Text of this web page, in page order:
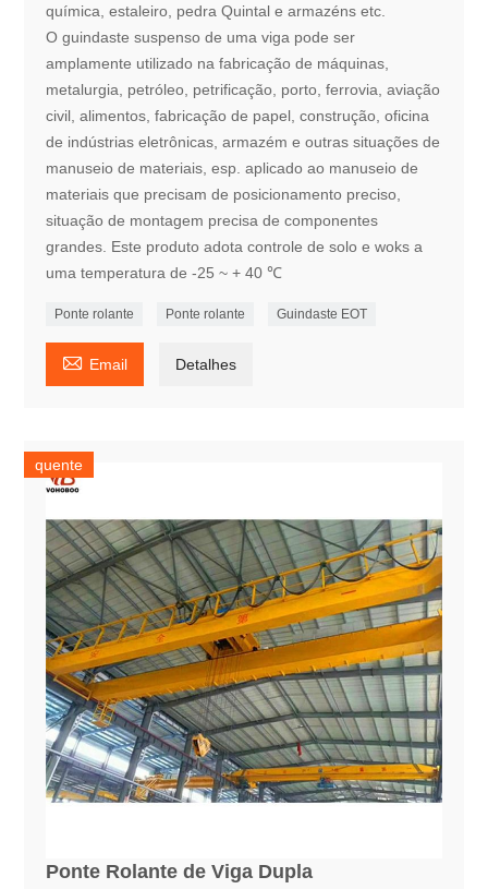
química, estaleiro, pedra Quintal e armazéns etc.
O guindaste suspenso de uma viga pode ser
amplamente utilizado na fabricação de máquinas,
metalurgia, petróleo, petrificação, porto, ferrovia, aviação
civil, alimentos, fabricação de papel, construção, oficina
de indústrias eletrônicas, armazém e outras situações de
manuseio de materiais, esp. aplicado ao manuseio de
materiais que precisam de posicionamento preciso,
situação de montagem precisa de componentes
grandes. Este produto adota controle de solo e woks a
uma temperatura de -25 ~ + 40 ℃
Ponte rolante Ponte rolante Guindaste EOT
 Email Detalhes
quente
Ponte Rolante de Viga Dupla